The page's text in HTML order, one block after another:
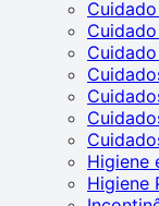
Higiene
Higiene